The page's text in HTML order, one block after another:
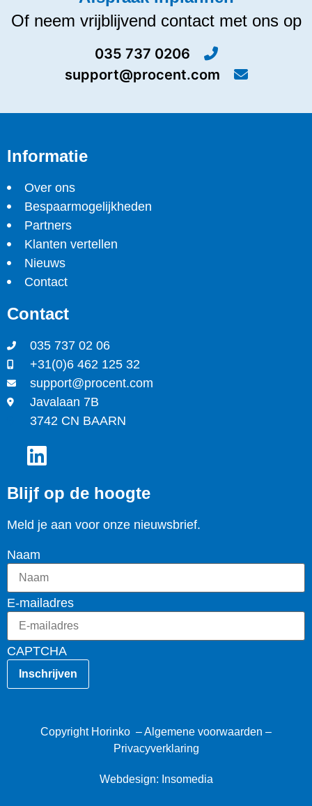
Of neem vrijblijvend contact met ons op
035 737 0206
support@procent.com
Informatie
Over ons
Bespaarmogelijkheden
Partners
Klanten vertellen
Nieuws
Contact
Contact
035 737 02 06
+31(0)6 462 125 32
support@procent.com
Javalaan 7B
3742 CN BAARN
Blijf op de hoogte
Meld je aan voor onze nieuwsbrief.
Naam
E-mailadres
CAPTCHA
Copyright Horinko –Algemene voorwaarden –
Privacyverklaring
Webdesign: Insomedia